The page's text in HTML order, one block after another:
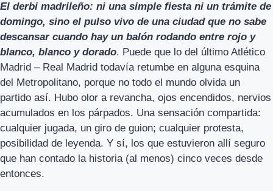
El derbi madrileño: ni una simple fiesta ni un trámite de
domingo, sino el pulso vivo de una ciudad que no sabe
descansar cuando hay un balón rodando entre rojo y
blanco, blanco y dorado. Puede que lo del último Atlético
Madrid – Real Madrid todavía retumbe en alguna esquina
del Metropolitano, porque no todo el mundo olvida un
partido así. Hubo olor a revancha, ojos encendidos, nervios
acumulados en los párpados. Una sensación compartida:
cualquier jugada, un giro de guion; cualquier protesta,
posibilidad de leyenda. Y sí, los que estuvieron allí seguro
que han contado la historia (al menos) cinco veces desde
entonces.